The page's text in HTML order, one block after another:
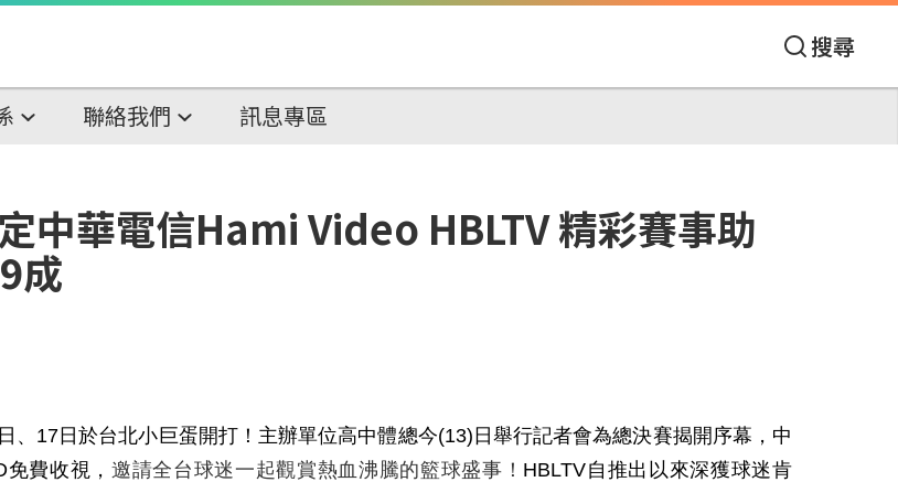
搜尋
聯絡我們 訊息專區
中華電信Hami Video HBLTV 精彩賽事助
成
、 17 日於台北小巨蛋開打！主辦單位高中體總今(13) 日舉行記者會為總決賽揭開序幕，中
免費收視，邀請全台球迷一起觀賞熱血沸騰的籃球盛事！ HBLTV自推出以來深獲球迷肯